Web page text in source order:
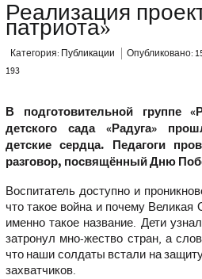
Реализация
патриота»
Категория: Публикации Опубликовано:
193
В подготовительной группе
детского сада «Радуга»
детские сердца. Педагоги
разговор, посвящённый Дню
Воспитатель доступно и
что такое война и почему Великая
именно такое название. Дети
затронул мно-жество стран, а
что наши солдаты встали на
захватчиков.